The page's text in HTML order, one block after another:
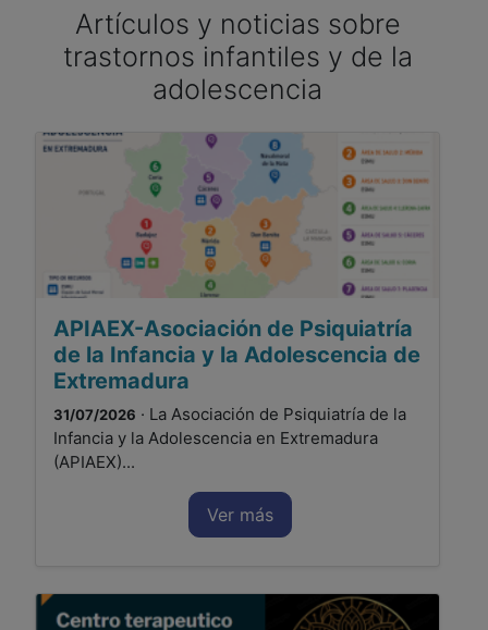
Artículos y noticias sobre
trastornos infantiles y de la
adolescencia
APIAEX-Asociación de Psiquiatría
de la Infancia y la Adolescencia de
Extremadura
31/07/2026 · La Asociación de Psiquiatría de la
Infancia y la Adolescencia en Extremadura
(APIAEX)...
Ver más